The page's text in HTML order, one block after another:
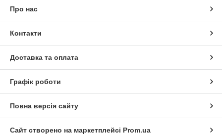
Про нас
Контакти
Доставка та оплата
Графік роботи
Повна версія сайту
Сайт створено на маркетплейсі Prom.ua